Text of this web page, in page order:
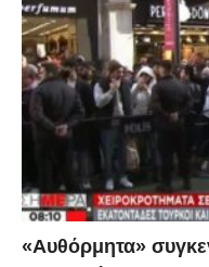
«Αυθόρμητα»